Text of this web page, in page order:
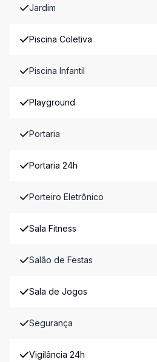
Jardim
Piscina Coletiva
Piscina Infantil
Playground
Portaria
Portaria 24h
Porteiro Eletrônico
Sala Fitness
Salão de Festas
Sala de Jogos
Segurança
Vigilância 24h